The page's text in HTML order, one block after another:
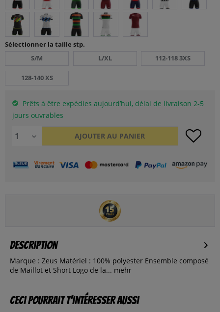
Sélectionner la taille stp.
S/M
L/XL 112-118 3XS
128-140 XS
Prêts à être expédies aujourd’hui, délai de livraison 2-5
jours ouvrables
AJOUTER AU PANIER
Description
Marque : Zeus Matériel : 100% polyester Ensemble composé
de Maillot et Short Logo de la... mehr
Ceci pourrait t’intéresser aussi